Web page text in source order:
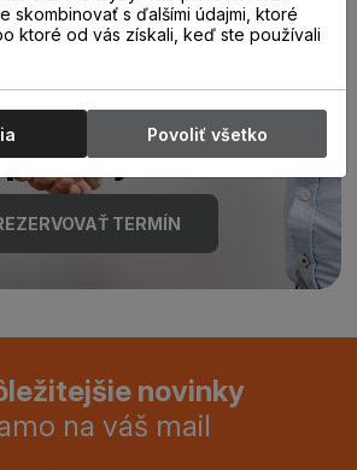
sa s
u nás na
predajni.
TERMÍN
novinky
na váš mail
skombinovať s ďalšími údajmi, ktoré
ktoré od vás získali, keď ste používali
Povoliť všetko